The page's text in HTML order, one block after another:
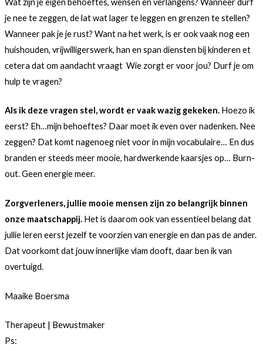
je nee te zeggen, de lat wat lager te leggen en grenzen te stellen?
Wanneer pak je je rust? Want na het werk, is er ook vaak nog een
huishouden, vrijwilligerswerk, han en span diensten bij kinderen et
cetera dat om aandacht vraagt Wie zorgt er voor jou? Durf je om
hulp te vragen?
Als ik deze vragen stel, wordt er vaak wazig gekeken. Hoezo ik
eerst? Eh…mijn behoeftes? Daar moet ik even over nadenken. Nee
zeggen? Dat komt nagenoeg niet voor in mijn vocabulaire… En dus
branden er steeds meer mooie, hardwerkende kaarsjes op… Burn-
out. Geen energie meer.
Zorgverleners, jullie mooie mensen zijn zo belangrijk binnen
onze maatschappij. Het is daarom ook van essentieel belang dat
jullie leren eerst jezelf te voorzien van energie en dan pas de ander.
Dat voorkomt dat jouw innerlijke vlam dooft, daar ben ik van
overtuigd.
Maaike Boersma
Therapeut | Bewustmaker
Ps: